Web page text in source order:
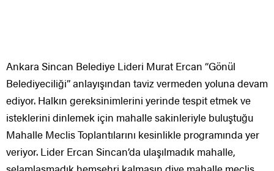
Ankara Sincan Belediye Lideri Murat Ercan “Gönül
Belediyeciliği” anlayışından taviz vermeden yoluna devam
ediyor. Halkın gereksinimlerini yerinde tespit etmek ve
isteklerini dinlemek için mahalle sakinleriyle buluştuğu
Mahalle Meclis Toplantılarını kesinlikle programında yer
veriyor. Lider Ercan Sincan’da ulaşılmadık mahalle,